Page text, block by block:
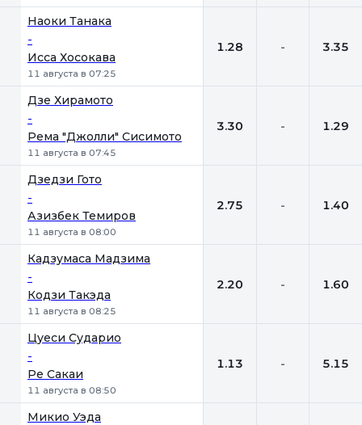
Наоки Танака
-
Исса Хосокава
11 августа в 07:25
1.28 - 3.35
Дзе Хирамото
-
Рема "Джолли" Сисимото
11 августа в 07:45
3.30 - 1.29
Дзедзи Гото
-
Азизбек Темиров
11 августа в 08:00
2.75 - 1.40
Кадзумаса Мадзима
-
Кодзи Такэда
11 августа в 08:25
2.20 - 1.60
Цуеси Сударио
-
Ре Сакаи
11 августа в 08:50
1.13 - 5.15
Микио Уэда